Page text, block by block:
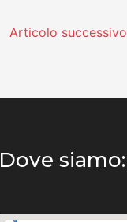
Articolo successivo
Dove siamo: